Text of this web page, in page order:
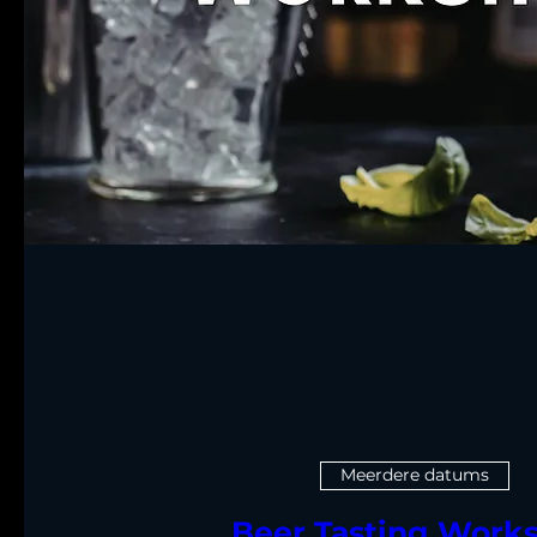
Meerdere datums